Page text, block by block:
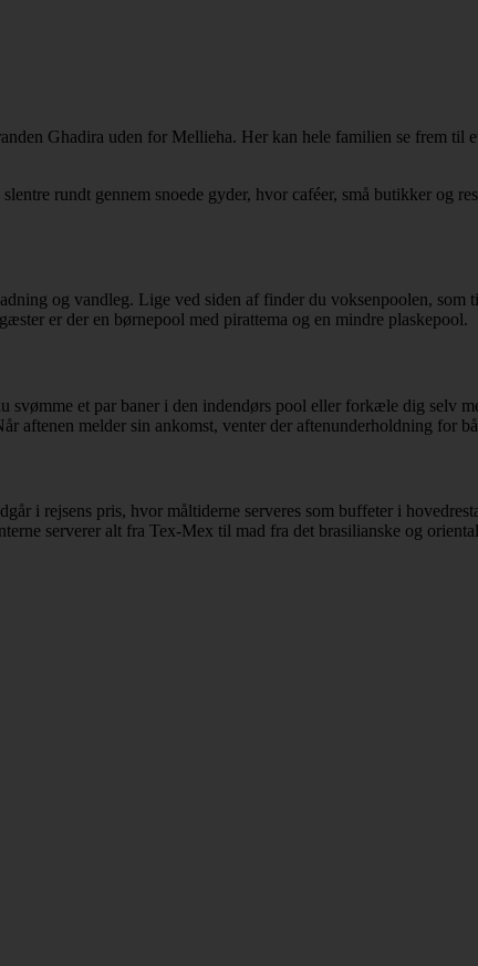
Ghadira uden for Mellieha. Her kan hele familien se frem til
rundt gennem snoede gyder, hvor caféer, små butikker og
og vandleg. Lige ved siden af finder du voksenpoolen,
er der en børnepool med pirattema og en mindre plaskepool.
svømme et par baner i den indendørs pool eller forkæle dig selv
aftenen melder sin ankomst, venter der aftenunderholdning for
i rejsens pris, hvor måltiderne serveres som buffeter i
serverer alt fra Tex-Mex til mad fra det brasilianske og